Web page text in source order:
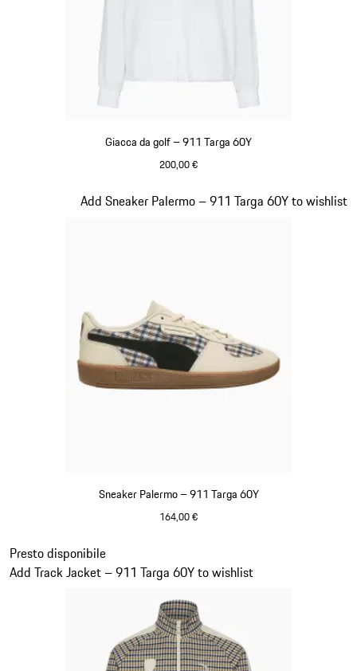
Giacca da golf – 911 Targa 60Y
200,00 €
Sneaker Palermo – 911 Targa 60Y
164,00 €
Add Sneaker Palermo – 911 Targa 60Y to wishlist
Diapositiva 19 di 20
Presto disponibile
Add Track Jacket – 911 Targa 60Y to wishlist
Diapositiva 20 di 20